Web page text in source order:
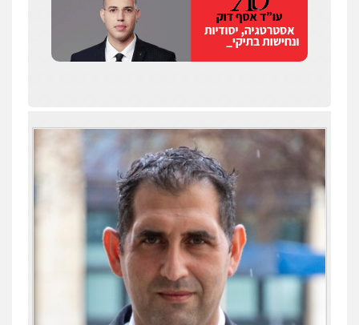
עו"ד תומר נוה
פלילי מעצרים וחקירות עבירות המתה עורכי
דין לענייני אסירים
0507913332
עו"ד איהאב ג'לג'ולי
פלילי מעצרים וחקירות עורכי דין לענייני
אסירים
0505216700
עו"ד שלומי שרון
פלילי צבאי מעצרים וחקירות